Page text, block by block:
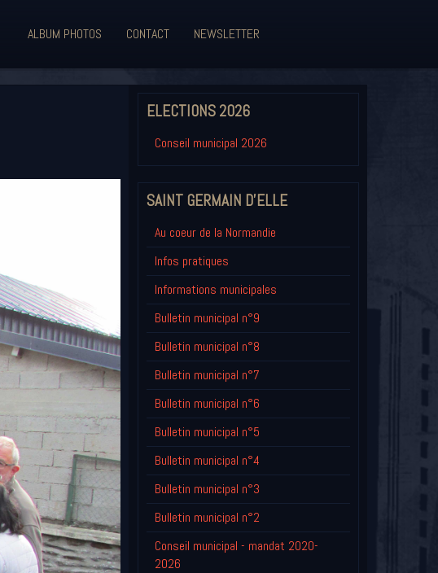
ALBUM PHOTOS CONTACT NEWSLETTER
ELECTIONS 2026
Conseil municipal 2026
SAINT GERMAIN D'ELLE
Au coeur de la Normandie
Infos pratiques
Informations municipales
Bulletin municipal n°9
Bulletin municipal n°8
Bulletin municipal n°7
Bulletin municipal n°6
Bulletin municipal n°5
Bulletin municipal n°4
Bulletin municipal n°3
Bulletin municipal n°2
Conseil municipal - mandat 2020-
2026